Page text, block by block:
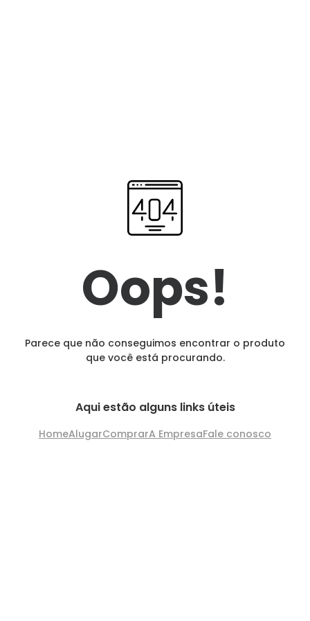
Oops!
Parece que não conseguimos encontrar o produto
que você está procurando.
Aqui estão alguns links úteis
HomeAlugarComprarA EmpresaFale conosco